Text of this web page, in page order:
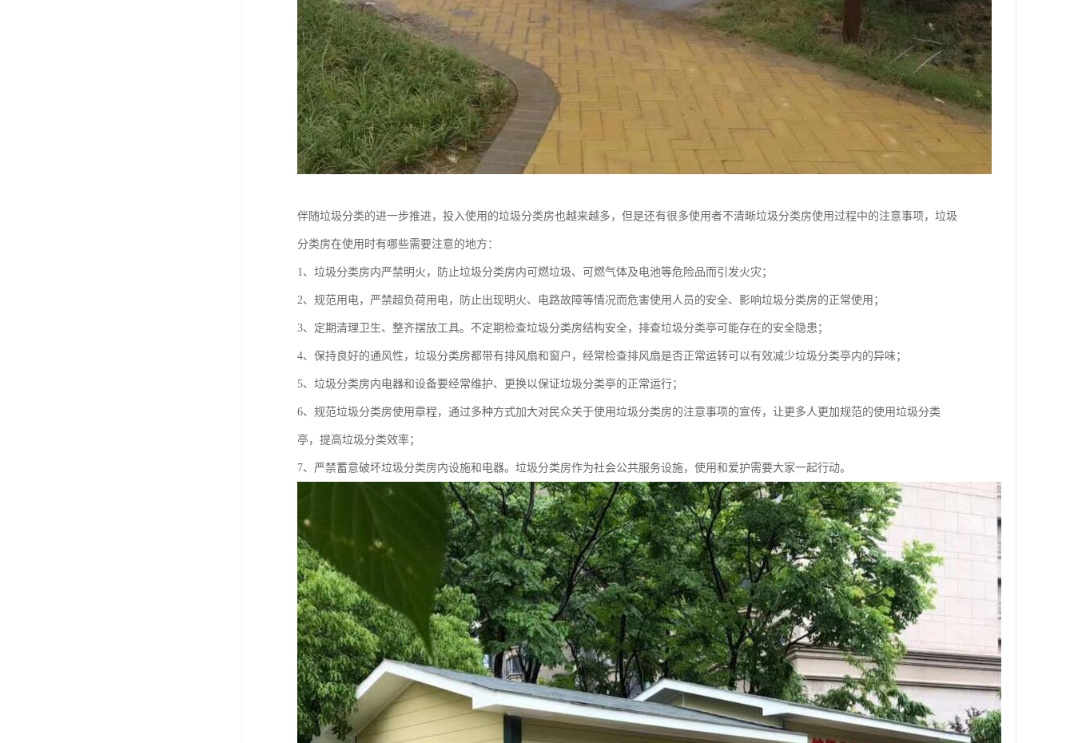
伴随垃圾分类的进一步推进，投入使用的垃圾分类房也越来越多，但是还有很多使用者不清晰垃圾分类房使用过程中的注意事项，垃圾
分类房在使用时有哪些需要注意的地方：
1、垃圾分类房内严禁明火，防止垃圾分类房内可燃垃圾、可燃气体及电池等危险品而引发火灾；
2、规范用电，严禁超负荷用电，防止出现明火、电路故障等情况而危害使用人员的安全、影响垃圾分类房的正常使用；
3、定期清理卫生、整齐摆放工具。不定期检查垃圾分类房结构安全，排查垃圾分类亭可能存在的安全隐患；
4、保持良好的通风性，垃圾分类房都带有排风扇和窗户，经常检查排风扇是否正常运转可以有效减少垃圾分类亭内的异味；
5、垃圾分类房内电器和设备要经常维护、更换以保证垃圾分类亭的正常运行；
6、规范垃圾分类房使用章程，通过多种方式加大对民众关于使用垃圾分类房的注意事项的宣传，让更多人更加规范的使用垃圾分类
亭，提高垃圾分类效率；
7、严禁蓄意破坏垃圾分类房内设施和电器。垃圾分类房作为社会公共服务设施，使用和爱护需要大家一起行动。